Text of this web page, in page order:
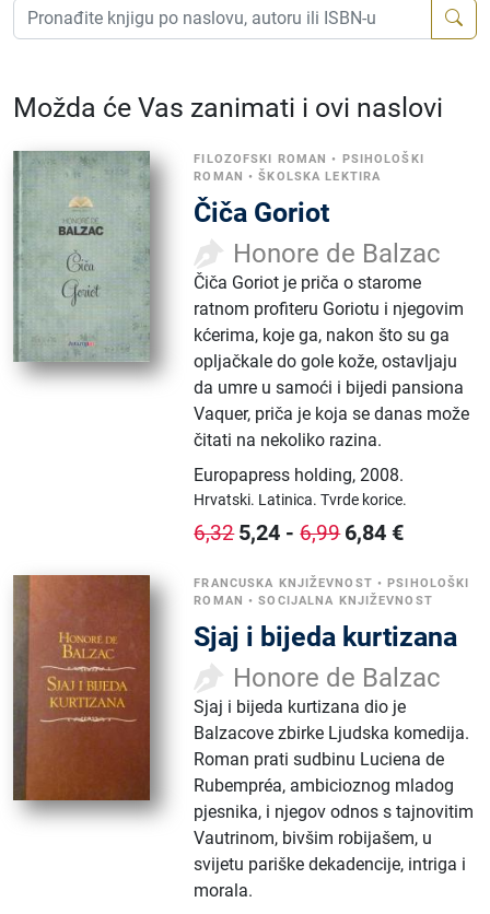
Možda će Vas zanimati i ovi naslovi
FILOZOFSKI ROMAN •
PSIHOLOŠKI
ROMAN •ŠKOLSKA LEKTIRA
Čiča Goriot
Honore de Balzac
Čiča Goriot je priča o starome
ratnom profiteru Goriotu i njegovim
kćerima, koje ga, nakon što su ga
opljačkale do gole kože, ostavljaju
da umre u samoći i bijedi pansiona
Vaquer, priča je koja se danas može
čitati na nekoliko razina.
Europapress holding,2008.
Hrvatski. Latinica.Tvrde korice.
6,32 5,24 -6,99 6,84 €
FRANCUSKA KNJIŽEVNOST • PSIHOLOŠKI
ROMAN •SOCIJALNA KNJIŽEVNOST
Sjaj i bijeda kurtizana
Honore de Balzac
Sjaj i bijeda kurtizana dio je
Balzacove zbirke Ljudska komedija.
Roman prati sudbinu Luciena de
Rubempréa, ambicioznog mladog
pjesnika, i njegov odnos s tajnovitim
Vautrinom, bivšim robijašem, u
svijetu pariške dekadencije, intriga i
morala.